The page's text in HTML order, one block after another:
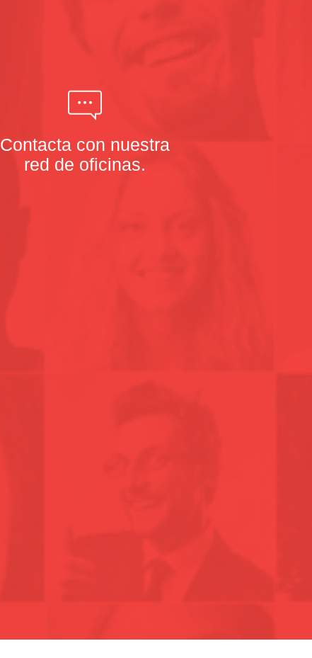
Contacta con nuestra
red de oficinas.